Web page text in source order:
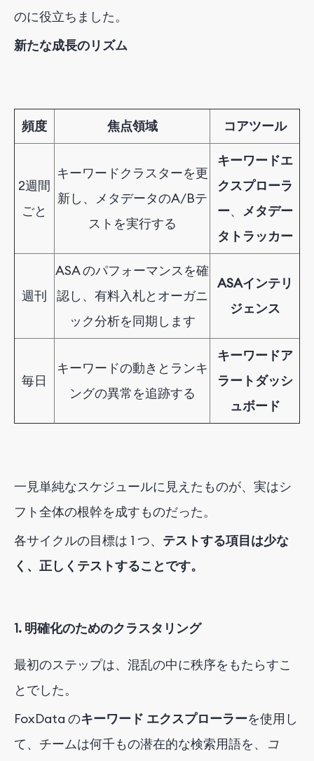
のに役立ちました。
新たな成長のリズム
頻度 焦点領域 コアツール
2週間
ごと
キーワードクラスターを更
新し、メタデータのA/Bテ
ストを実行する
キーワードエ
クスプローラ
ー、 メタデー
タトラッカー
週刊
ASA のパフォーマンスを確
認し、有料入札とオーガニ
ック分析を同期します
ASAインテリ
ジェンス
毎日
キーワードの動きとランキ
ングの異常を追跡する
キーワードア
ラートダッシ
ュボード
一見単純なスケジュールに見えたものが、実はシ
フト全体の根幹を成すものだった。
各サイクルの目標は 1 つ、 テストする項目は少な
く、正しくテストすることです。
1. 明確化のためのクラスタリング
最初のステップは、混乱の中に秩序をもたらすこ
とでした。
FoxData のキーワード エクスプローラーを使用し
て、チームは何千もの潜在的な検索用語を、
コ